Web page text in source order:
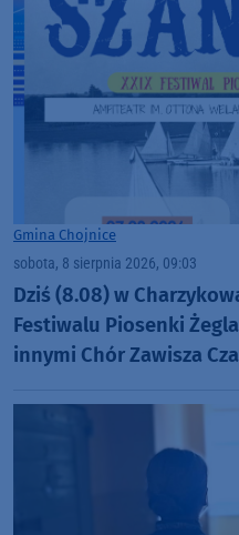
Gmina Chojnice
sobota, 8 sierpnia 2026, 09:03
Dziś (8.08) w
Festiwalu Piosenki
innymi Chór Zawisza